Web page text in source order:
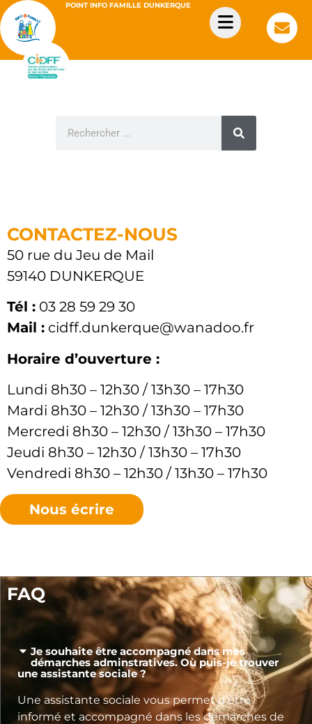
POINT INFO FAMILLE DUNKERQUE
CONTACTEZ-NOUS
50 rue du Jeu de Mail
59140 DUNKERQUE
Tél : 03 28 59 29 30
Mail : cidff.dunkerque@wanadoo.fr
Horaire d’ouverture :
Lundi 8h30 – 12h30 / 13h30 – 17h30
Mardi 8h30 – 12h30 / 13h30 – 17h30
Mercredi 8h30 – 12h30 / 13h30 – 17h30
Jeudi 8h30 – 12h30 / 13h30 – 17h30
Vendredi 8h30 – 12h30 / 13h30 – 17h30
Nous écrire
FAQ
Je souhaite être accompagné dans mes
démarches adminstratives. Où puis-je trouver
une assistante sociale ?
Une assistante sociale vous permet d’être
informé et accompagné dans les démarches de